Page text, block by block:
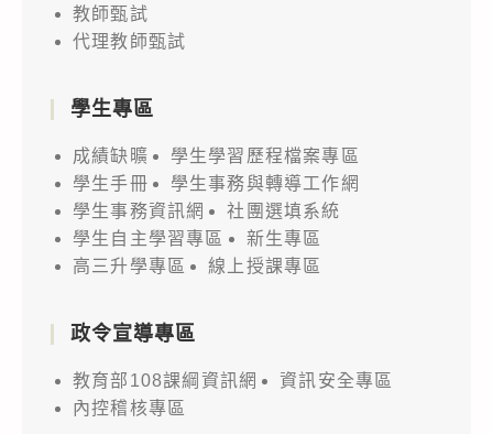
教師甄試
代理教師甄試
學生專區
成績缺曠
學生學習歷程檔案專區
學生手冊
學生事務與轉導工作網
學生事務資訊網
社團選填系統
學生自主學習專區
新生專區
高三升學專區
線上授課專區
政令宣導專區
教育部108課綱資訊網
資訊安全專區
內控稽核專區